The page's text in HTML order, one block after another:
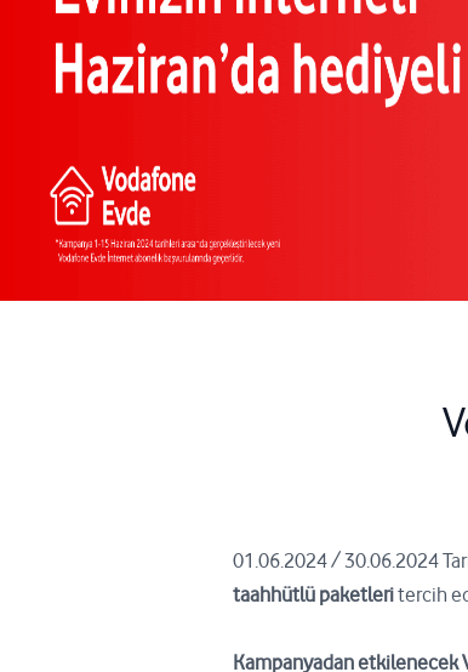
01.06.2024 / 30.06.2024
taahhütlü paketleritercih
Kampanyadan etkilenecek